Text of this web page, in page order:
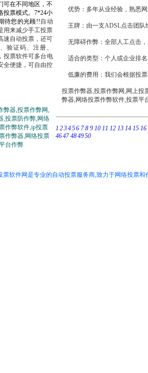
可在不同地区，不
投票模式。7*24小
待您的光顾!!自动
用来减少手工投票
速自动投票，还可
验证码、注册、
投票软件可多台电
全便捷，可自由控
弊器,投票作弊网,
,投票防作弊,网络
作弊软件,ip投票
作弊器,网络投票
台作弊
优势：多年从业经验，熟悉
王牌：由一支ADSL点击团队
无障碍作弊：全部人工点击
适合的类型：个人或企业排
低廉的费用：我们会根据投
投票作弊器,投票作弊网,网上投
弊器,网络投票作弊软件,投票平
1 23456 78 9 10 11 12 13 14 15 16
4647 484950
票软件网是专业的自动投票服务商,致力于网络投票